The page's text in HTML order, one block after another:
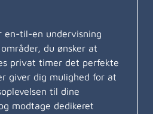
en-til-en undervisning
du ønsker at
privat timer det perfekte
giver dig mulighed for at
til dine
modtage dedikeret